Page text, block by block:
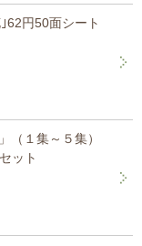
62円50面シート
（１集～５集）
ット